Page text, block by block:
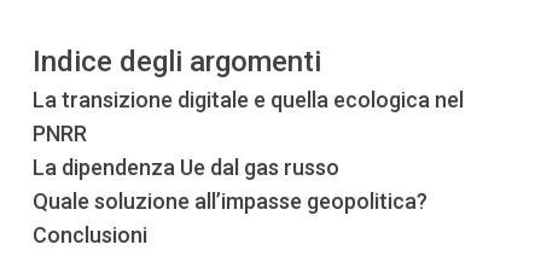
Indice degli argomenti
La transizione digitale e quella ecologica nel
PNRR
La dipendenza Ue dal gas russo
Quale soluzione all’impasse geopolitica?
Conclusioni